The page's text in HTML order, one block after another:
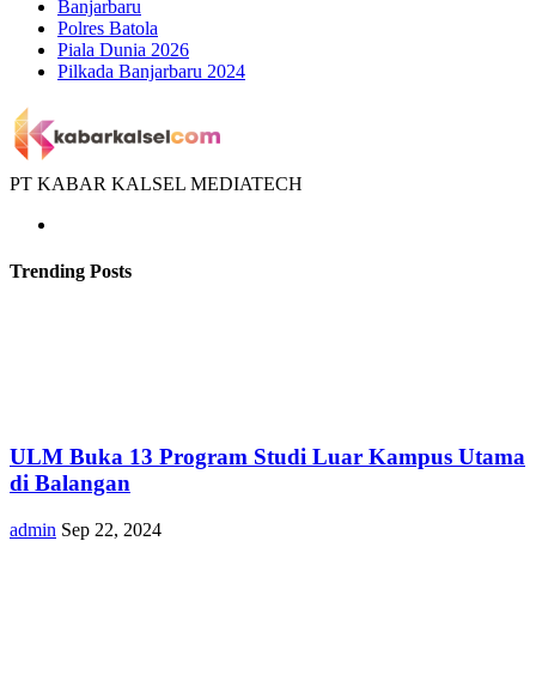
Banjarbaru
Polres Batola
Piala Dunia 2026
Pilkada Banjarbaru 2024
PT KABAR KALSEL MEDIATECH
Trending Posts
ULM Buka 13 Program Studi Luar Kampus Utama
di Balangan
admin Sep 22, 2024